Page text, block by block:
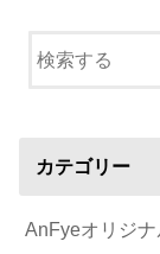
カテゴリー
AnFyeオリジナ